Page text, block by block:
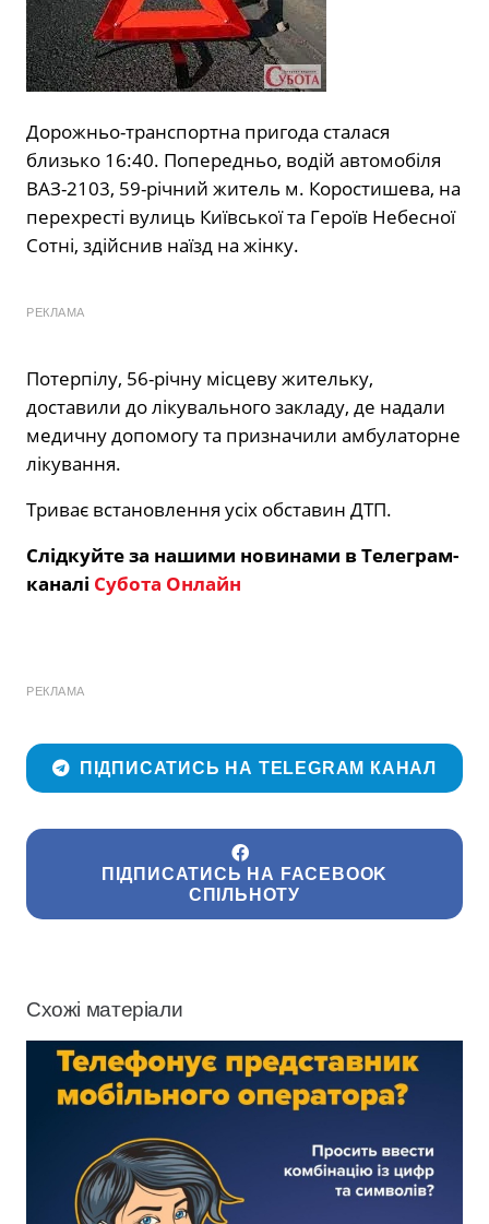
Дорожньо-транспортна пригода сталася
близько 16:40. Попередньо, водій автомобіля
ВАЗ-2103, 59-річний житель м. Коростишева, на
перехресті вулиць Київської та Героїв Небесної
Сотні, здійснив наїзд на жінку.
РЕКЛАМА
Потерпілу, 56-річну місцеву жительку,
доставили до лікувального закладу, де надали
медичну допомогу та призначили амбулаторне
лікування.
Триває встановлення усіх обставин ДТП.
Слідкуйте за нашими новинами в Телеграм-
каналі Субота Онлайн
РЕКЛАМА
ПІДПИСАТИСЬ НА TELEGRAM КАНАЛ
ПІДПИСАТИСЬ НА FACEBOOK
СПІЛЬНОТУ
Схожі матеріали